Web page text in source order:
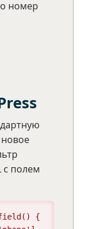
номер
с полем
{